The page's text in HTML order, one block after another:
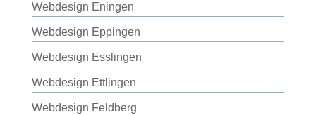
Webdesign Eningen
Webdesign Eppingen
Webdesign Esslingen
Webdesign Ettlingen
Webdesign Feldberg